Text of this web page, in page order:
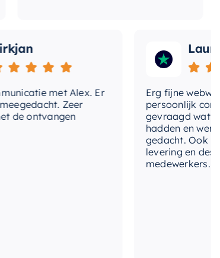
Ja
Ja
met Alex. Er
Zeer
ontvangen
Laura
Erg fijne
persoonlijk contact
gevraagd wat we
hadden en werd
gedacht. Ook in de
levering en
medewerkers. Wij